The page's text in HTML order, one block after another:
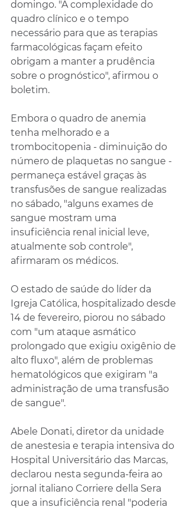
domingo. "A complexidade do
quadro clínico e o tempo
necessário para que as terapias
farmacológicas façam efeito
obrigam a manter a prudência
sobre o prognóstico", afirmou o
boletim.
Embora o quadro de anemia
tenha melhorado e a
trombocitopenia - diminuição do
número de plaquetas no sangue -
permaneça estável graças às
transfusões de sangue realizadas
no sábado, "alguns exames de
sangue mostram uma
insuficiência renal inicial leve,
atualmente sob controle",
afirmaram os médicos.
O estado de saúde do líder da
Igreja Católica, hospitalizado desde
14 de fevereiro, piorou no sábado
com "um ataque asmático
prolongado que exigiu oxigênio de
alto fluxo", além de problemas
hematológicos que exigiram "a
administração de uma transfusão
de sangue".
Abele Donati, diretor da unidade
de anestesia e terapia intensiva do
Hospital Universitário das Marcas,
declarou nesta segunda-feira ao
jornal italiano Corriere della Sera
que a insuficiência renal "poderia